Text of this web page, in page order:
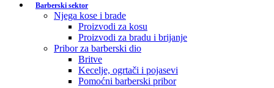
Barberski sektor
Njega kose i brade
Proizvodi za kosu
Proizvodi za bradu i brijanje
Pribor za barberski dio
Britve
Kecelje, ogrtači i pojasevi
Pomoćni barberski pribor